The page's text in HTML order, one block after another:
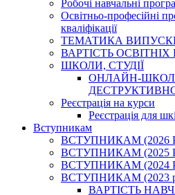
Робочі навчальні
Освітньо-професійні
кваліфікації
ТЕМАТИКА
ВАРТІСТЬ
ШКОЛИ, СТУДІЇ
ОНЛАЙН-
Реєстрація на курси
Реєстрація для
Вступникам
ВСТУПНИКАМ (2026
ВСТУПНИКАМ (2025
ВСТУПНИКАМ (2024
ВСТУПНИКАМ (2023
ВАРТІСТЬ